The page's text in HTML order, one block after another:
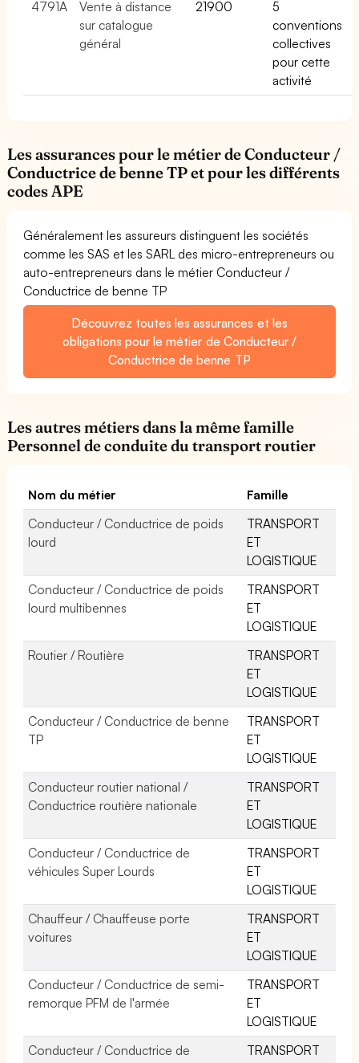
4791A
Vente à distance
sur catalogue
général
21900
5
conventions
collectives
pour cette
activité
Les assurances pour le métier de Conducteur /
Conductrice de benne TP et pour les différents
codes APE
Généralement les assureurs distinguent les sociétés
comme les SAS et les SARL des micro-entrepreneurs ou
auto-entrepreneurs dans le métier Conducteur /
Conductrice de benne TP
Découvrez toutes les assurances et les
obligations pour le métier de Conducteur /
Conductrice de benne TP
Les autres métiers dans la même famille
Personnel de conduite du transport routier
Nom du métier
Famille
Conducteur / Conductrice de poids
lourd
TRANSPORT
ET
LOGISTIQUE
Conducteur / Conductrice de poids
lourd multibennes
TRANSPORT
ET
LOGISTIQUE
Routier / Routière
TRANSPORT
ET
LOGISTIQUE
Conducteur / Conductrice de benne
TP
TRANSPORT
ET
LOGISTIQUE
Conducteur routier national /
Conductrice routière nationale
TRANSPORT
ET
LOGISTIQUE
Conducteur / Conductrice de
véhicules Super Lourds
TRANSPORT
ET
LOGISTIQUE
Chauffeur / Chauffeuse porte
voitures
TRANSPORT
ET
LOGISTIQUE
Conducteur / Conductrice de semi-
remorque PFM de l'armée
TRANSPORT
ET
LOGISTIQUE
Conducteur / Conductrice de
TRANSPORT